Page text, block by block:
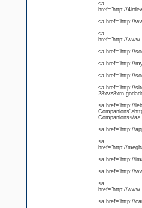
<a
href="http://
<a href="http://
<a
href="http://
<a href="http://
<a href="http://
<a href="http://
<a href="http://
<a href="http://
Companions</a>
<a href="http://
<a
href="http://
<a href="http://
<a href="http://
<a
href="http://
<a href="http://